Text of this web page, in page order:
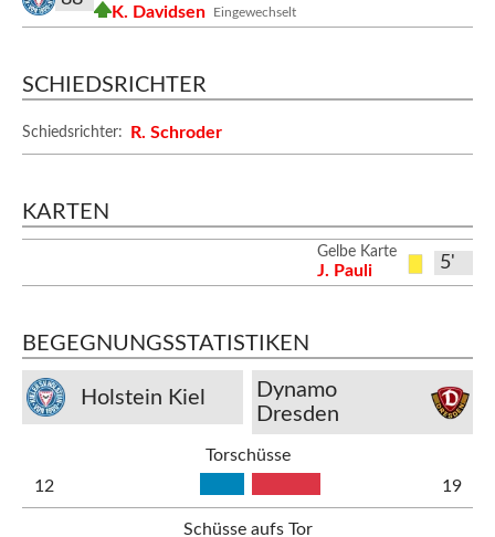
Eingewechselt
K. Davidsen
SCHIEDSRICHTER
Schiedsrichter: R. Schroder
KARTEN
5'
Gelbe Karte
J. Pauli
BEGEGNUNGSSTATISTIKEN
Holstein Kiel
Dynamo
Dresden
Torschüsse
12
19
Schüsse aufs Tor